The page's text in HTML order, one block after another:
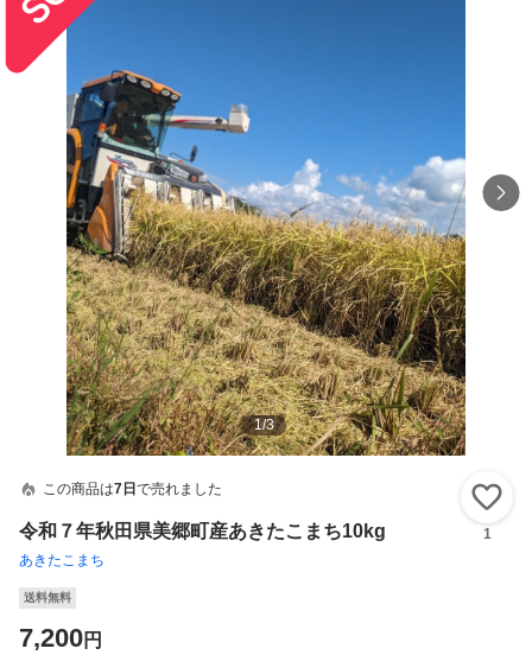
1/3
この商品は7日 で売れました
令和７年秋田県美郷町産あきたこまち10kg
あきたこまち
1
送料無料
7,200円